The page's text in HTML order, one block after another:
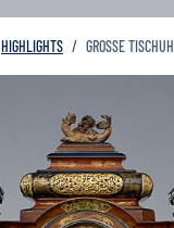
HIGHLIGHTS GROSSE